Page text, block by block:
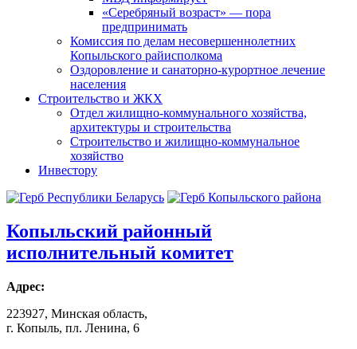
«Серебряный возраст» — пора
предпринимать
Комиссия по делам несовершеннолетних
Копыльского райисполкома
Оздоровление и санаторно-курортное лечение
населения
Строительство и ЖКХ
Отдел жилищно-коммунального хозяйства,
архитектуры и строительства
Строительство и жилищно-коммунальное
хозяйство
Инвестору
Копыльский районный
исполнительный комитет
Адрес:
223927, Минская область,
г. Копыль, пл. Ленина, 6